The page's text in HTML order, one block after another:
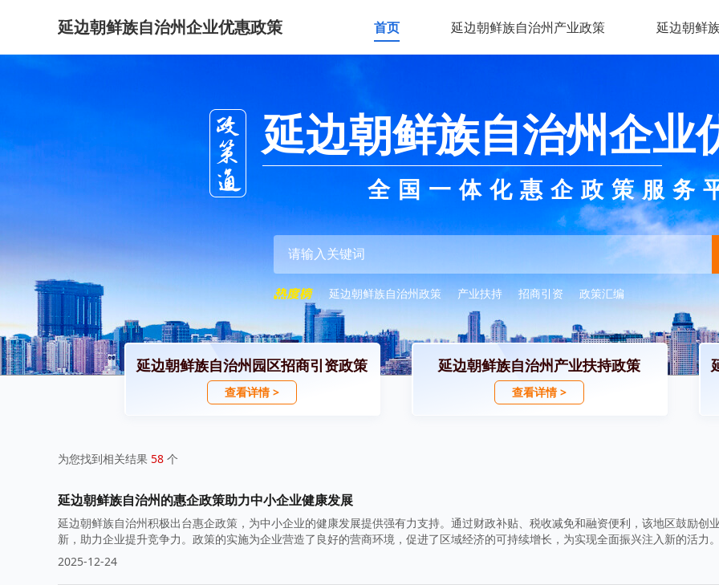
延边朝鲜族自治州企业优惠政策 首页 延边朝鲜族自治州产业政策 延边朝鲜
延边朝鲜族自治州企业
全国一体化惠企政策服务
延边朝鲜族自治州政策 产业扶持 招商引资 政策汇编
延边朝鲜族自治州园区招商引资政策
查看详情 >
延边朝鲜族自治州产业扶持政策
查看详情 >
为您找到相关结果 58 个
延边朝鲜族自治州的惠企政策助力中小企业健康发展
延边朝鲜族自治州积极出台惠企政策，为中小企业的健康发展提供强有力支持。通过财政补贴、税收减免和融资便利，该地区鼓励创
新，助力企业提升竞争力。政策的实施为企业营造了良好的营商环境，促进了区域经济的可持续增长，为实现全面振兴注入新的活力。
2025-12-24